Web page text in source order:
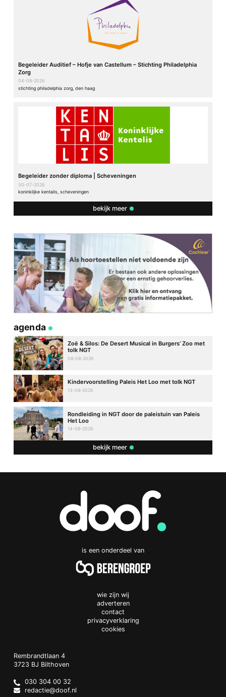
Begeleider Auditief – Hofje van Castellum – Stichting Philadelphia
Zorg
04-08-2026
stichting philadelphia zorg, den haag
Begeleider zonder diploma | Scheveningen
30-07-2026
koninklijke kentalis, scheveningen
bekijk meer
agenda
Zoë & Silos: De Desert Musical in Burgers’ Zoo met
tolk NGT
08-08-2026
Kindervoorstelling Paleis Het Loo met tolk NGT
13-08-2026
Rondleiding in NGT door de paleistuin van Paleis
Het Loo
14-08-2026
bekijk meer
is een onderdeel van
wie zijn wij
adverteren
contact
privacyverklaring
cookies
Doof.nl
work
Rembrandtlaan 4
3723 BJ Bilthoven
Netherlands
030 304 00 32
redactie@doof.nl